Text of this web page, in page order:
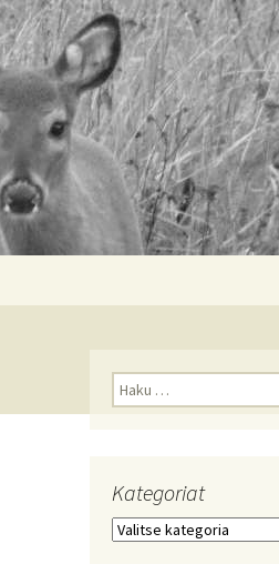
Haku:
Kategoriat
Kategoriat